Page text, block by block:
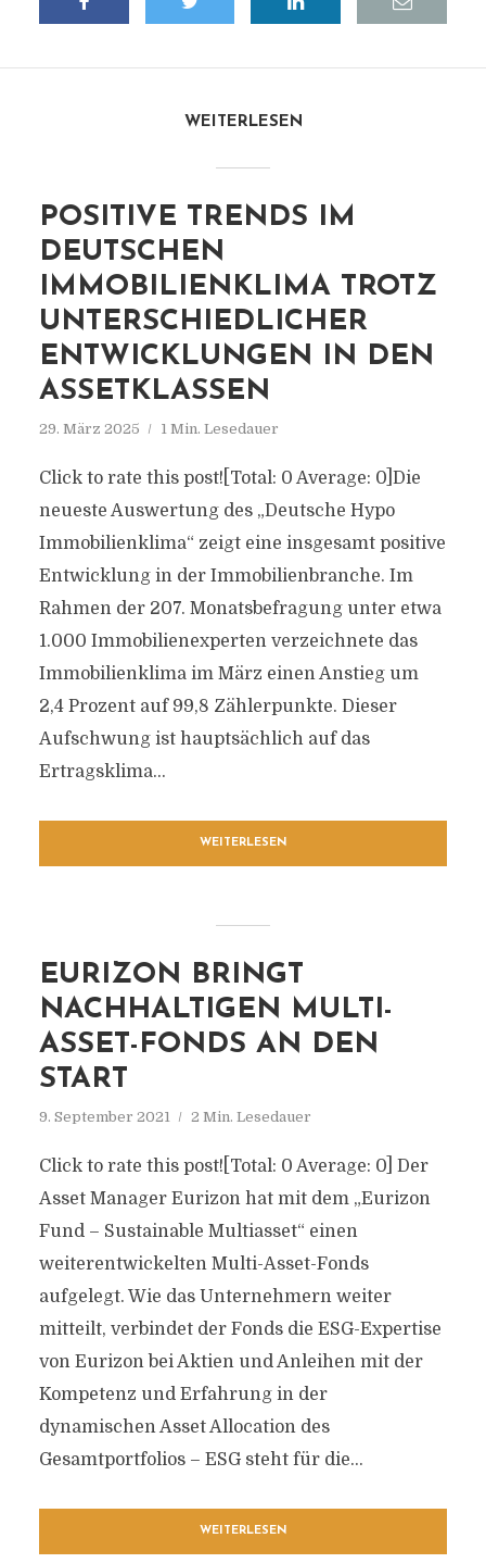
WEITERLESEN
POSITIVE TRENDS IM
DEUTSCHEN
IMMOBILIENKLIMA TROTZ
UNTERSCHIEDLICHER
ENTWICKLUNGEN IN DEN
ASSETKLASSEN
29. März 2025 1 Min. Lesedauer
Click to rate this post![Total: 0 Average: 0]Die
neueste Auswertung des „Deutsche Hypo
Immobilienklima“ zeigt eine insgesamt positive
Entwicklung in der Immobilienbranche. Im
Rahmen der 207. Monatsbefragung unter etwa
1.000 Immobilienexperten verzeichnete das
Immobilienklima im März einen Anstieg um
2,4 Prozent auf 99,8 Zählerpunkte. Dieser
Aufschwung ist hauptsächlich auf das
Ertragsklima...
WEITERLESEN
EURIZON BRINGT
NACHHALTIGEN MULTI-
ASSET-FONDS AN DEN
START
9. September 2021 2 Min. Lesedauer
Click to rate this post![Total: 0 Average: 0] Der
Asset Manager Eurizon hat mit dem „Eurizon
Fund – Sustainable Multiasset“ einen
weiterentwickelten Multi-Asset-Fonds
aufgelegt. Wie das Unternehmern weiter
mitteilt, verbindet der Fonds die ESG-Expertise
von Eurizon bei Aktien und Anleihen mit der
Kompetenz und Erfahrung in der
dynamischen Asset Allocation des
Gesamtportfolios – ESG steht für die...
WEITERLESEN